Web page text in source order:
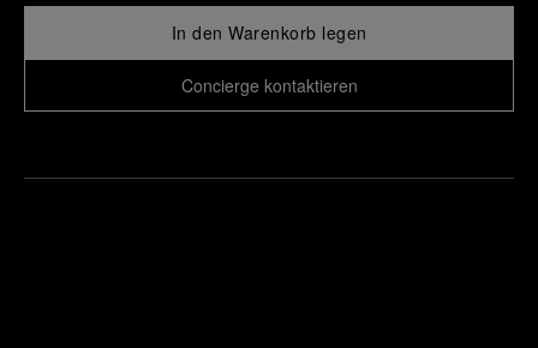
In den Warenkorb legen
Concierge kontaktieren